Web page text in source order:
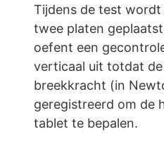
Tijdens de test
twee platen
oefent een
verticaal uit totdat
breekkracht (in
geregistreerd om de
tablet te bepalen.